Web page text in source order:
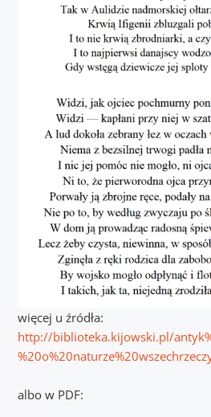
więcej u źródła:
http://biblioteka.kijowski.pl/
albo w PDF: